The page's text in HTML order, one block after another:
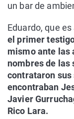
un bar de
Eduardo, que
el primer
mismo ante las
nombres de las
contrataron sus
encontraban
Javier
Rico Lara.